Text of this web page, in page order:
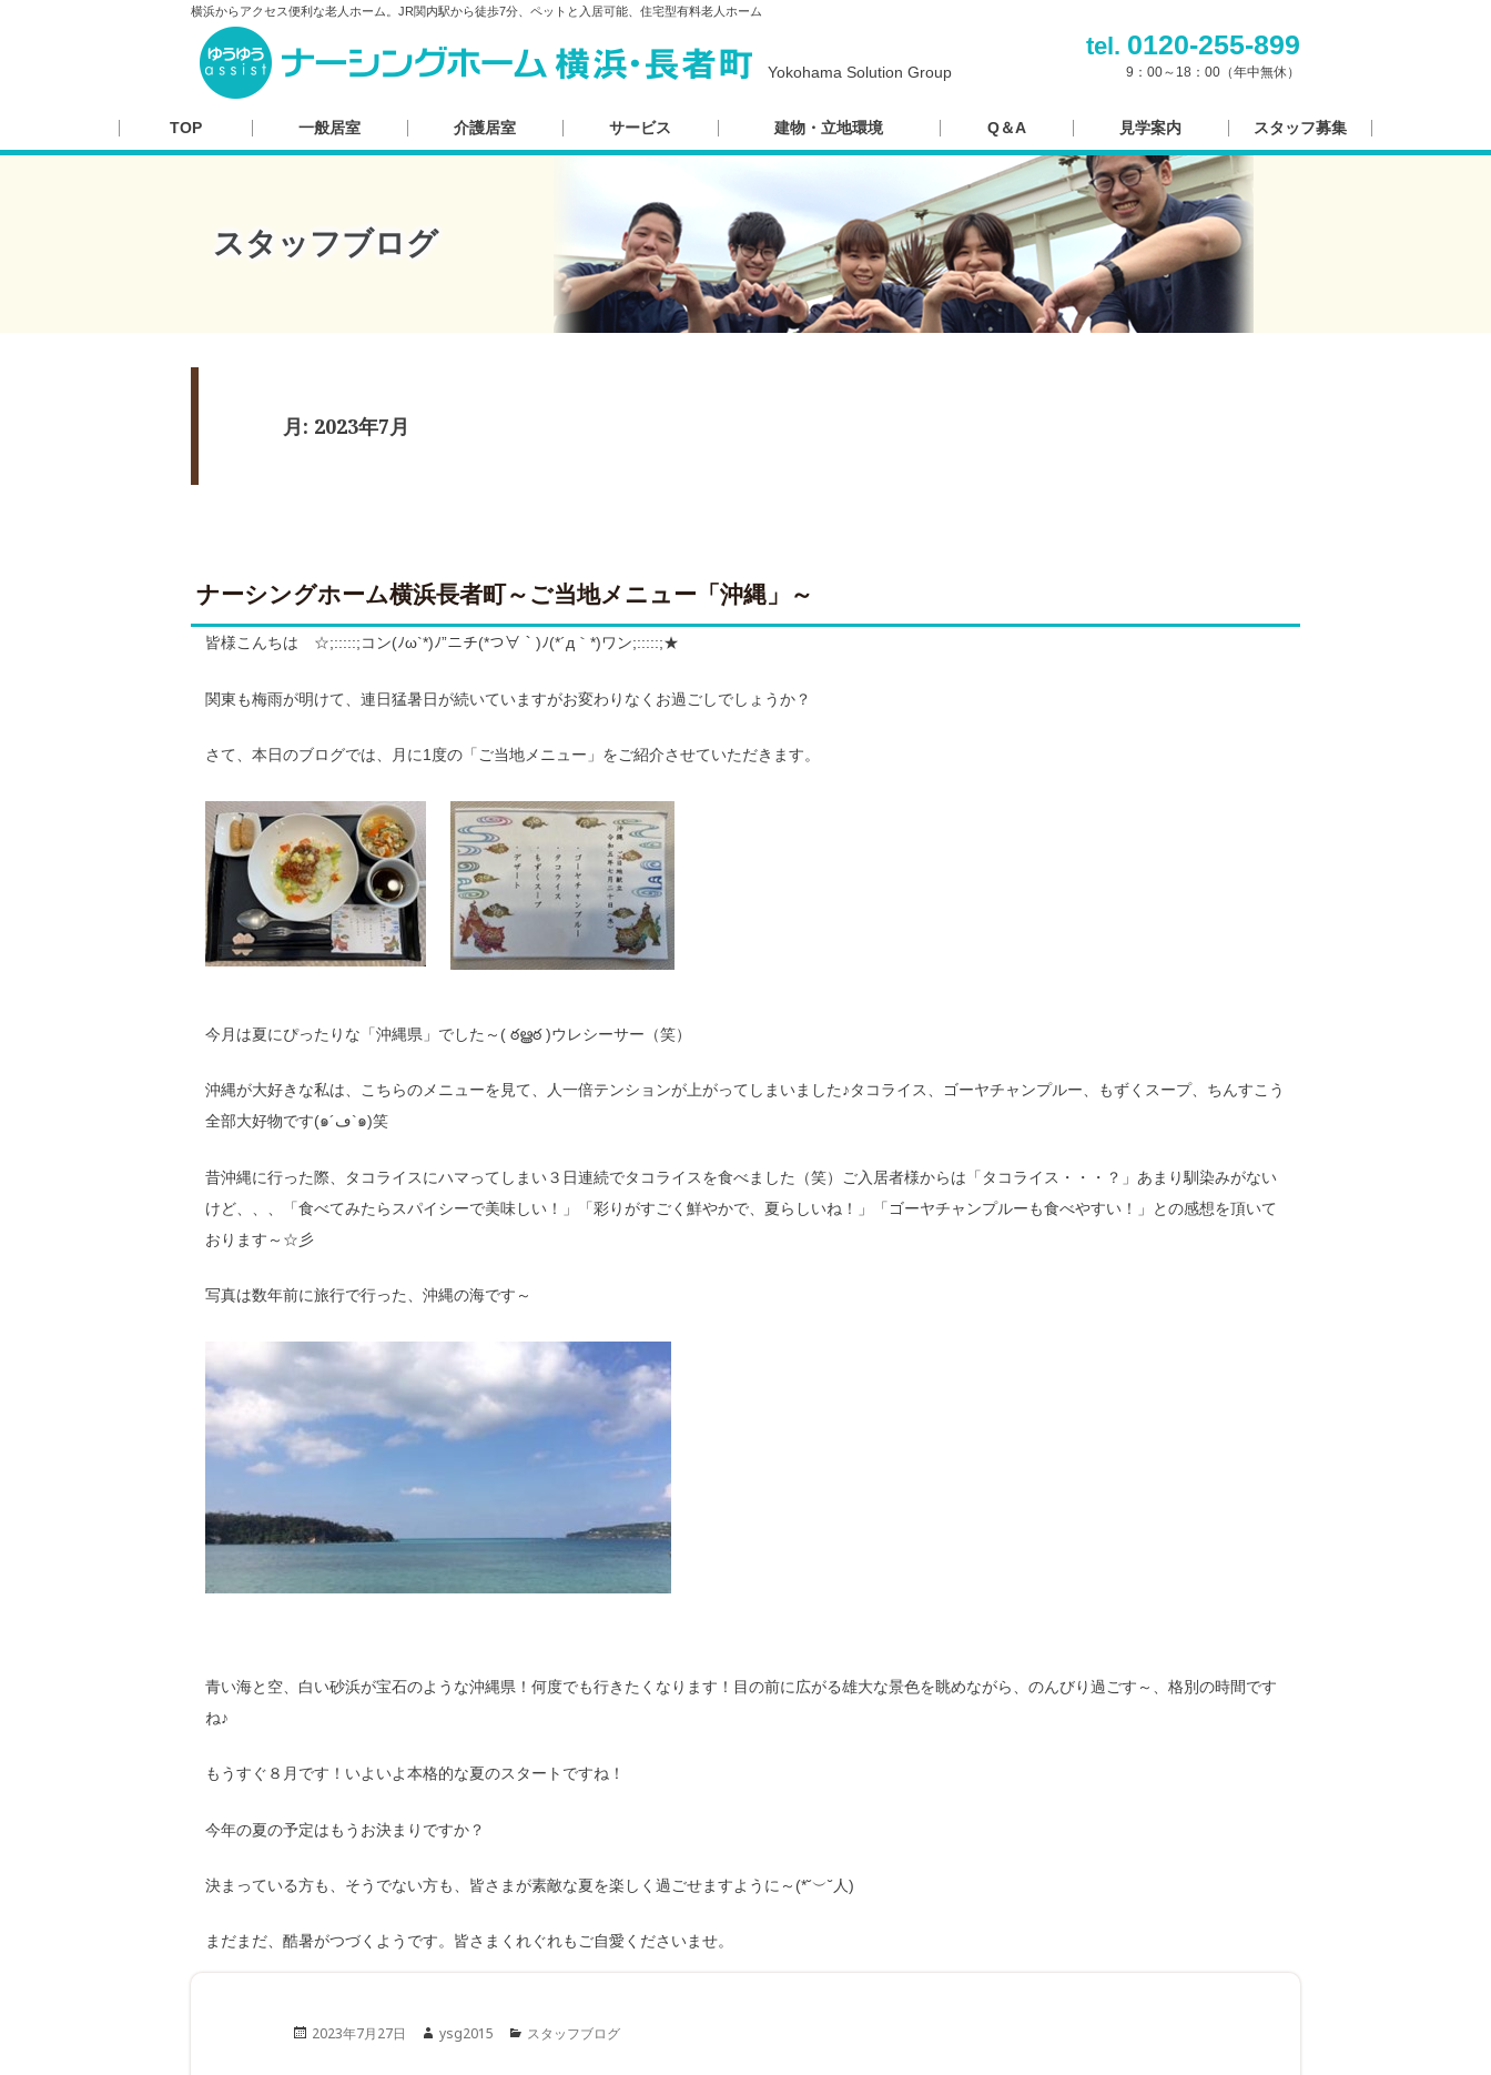
横浜からアクセス便利な老人ホーム。JR関内駅から徒歩7分、ペットと入居可能、住宅型有料老人ホーム
Yokohama Solution Group
tel. 0120-255-899
9：00～18：00（年中無休）
TOP 一般居室 介護居室 サービス 建物・立地環境 Q＆A 見学案内 スタッフ募集
スタッフブログ
月: 2023年7月
ナーシングホーム横浜長者町～ご当地メニュー「沖縄」～
皆様こんちは ☆;:::::;コン(ﾉω`*)ﾉ”ニチ(*つ∀｀)ﾉ(*´д｀*)ワン;:::::;★
関東も梅雨が明けて、連日猛暑日が続いていますがお変わりなくお過ごしでしょうか？
さて、本日のブログでは、月に1度の「ご当地メニュー」をご紹介させていただきます。
今月は夏にぴったりな「沖縄県」でした～( ఠൠఠ )ウレシーサー（笑）
沖縄が大好きな私は、こちらのメニューを見て、人一倍テンションが上がってしまいました♪タコライス、ゴーヤチャンプルー、もずくスープ、ちんすこう
全部大好物です(๑´ڡ`๑)笑
昔沖縄に行った際、タコライスにハマってしまい３日連続でタコライスを食べました（笑）ご入居者様からは「タコライス・・・？」あまり馴染みがない
けど、、、「食べてみたらスパイシーで美味しい！」「彩りがすごく鮮やかで、夏らしいね！」「ゴーヤチャンプルーも食べやすい！」との感想を頂いて
おります～☆彡
写真は数年前に旅行で行った、沖縄の海です～
青い海と空、白い砂浜が宝石のような沖縄県！何度でも行きたくなります！目の前に広がる雄大な景色を眺めながら、のんびり過ごす～、格別の時間です
ね♪
もうすぐ８月です！いよいよ本格的な夏のスタートですね！
今年の夏の予定はもうお決まりですか？
決まっている方も、そうでない方も、皆さまが素敵な夏を楽しく過ごせますように～(*˘︶˘人)
まだまだ、酷暑がつづくようです。皆さまくれぐれもご自愛くださいませ。
Posted
2023年7月27日 Author
ysg2015 Categories
スタッフブログ